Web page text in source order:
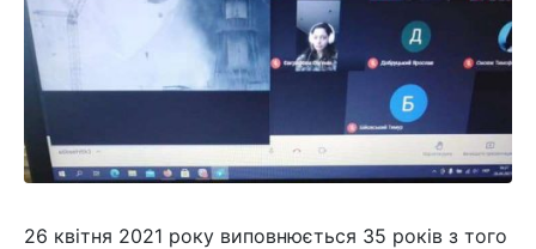
26 квітня 2021 року виповнюється 35 років з того